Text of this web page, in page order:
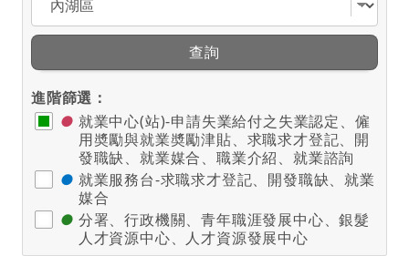
查詢
進階篩選：
● 就業中心(站)-申請失業給付之失業認定、僱
用奬勵與就業奬勵津貼、求職求才登記、開
發職缺、就業媒合、職業介紹、就業諮詢
● 就業服務台-求職求才登記、開發職缺、就業
媒合
● 分署、行政機關、青年職涯發展中心、銀髮
人才資源中心、人才資源發展中心